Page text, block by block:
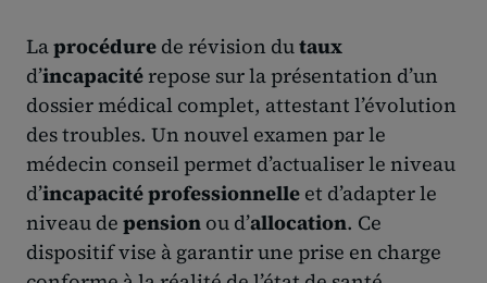
Laprocédure de révision dutaux
d’incapacitérepose sur la présentation d’un
dossier médical complet, attestant l’évolution
des troubles. Un nouvel examen par le
médecin conseil permet d’actualiser le niveau
d’incapacité professionnelle et d’adapter le
niveau de pension ou d’allocation. Ce
dispositif vise à garantir une prise en charge